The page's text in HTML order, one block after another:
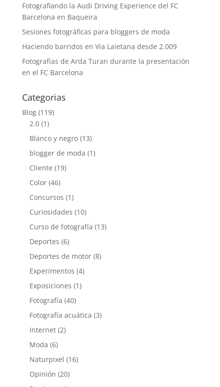
Fotografiando la Audi Driving Experience del FC
Barcelona en Baqueira
Sesiones fotográficas para bloggers de moda
Haciendo barridos en Via Laietana desde 2.009
Fotografías de Arda Turan durante la presentación
en el FC Barcelona
Categorias
Blog(119)
2.0(1)
Blanco y negro(13)
blogger de moda (1)
Cliente (19)
Color(46)
Concursos (1)
Curiosidades (10)
Curso de fotografía (13)
Deportes (6)
Deportes de motor(8)
Experimentos (4)
Exposiciones (1)
Fotografía (40)
Fotografía acuática (3)
Internet(2)
Moda (6)
Naturpixel (16)
Opinión (20)